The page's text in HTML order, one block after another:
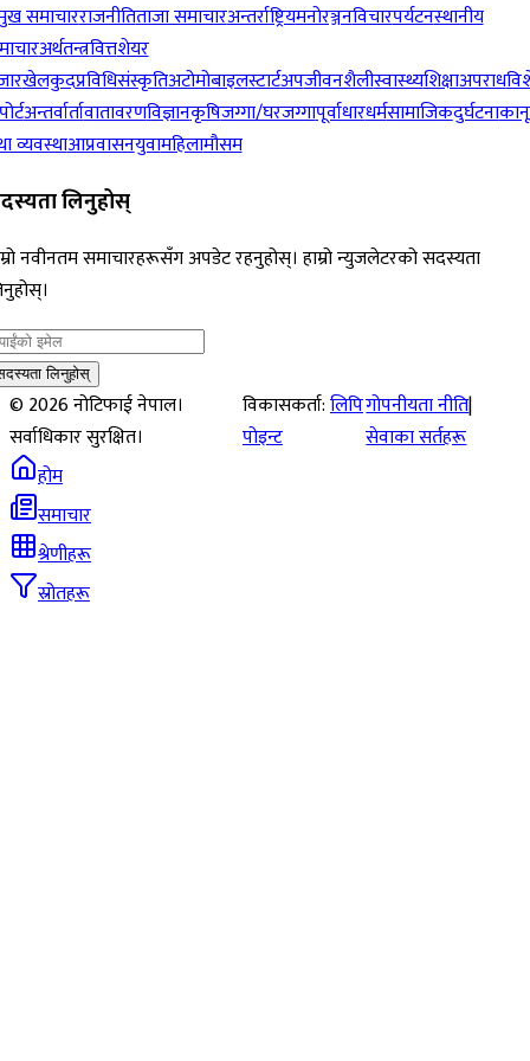
समाचारराजनीतिताजा समाचारअन्तर्राष्ट्रियमनोरञ्जनविचारपर्यटनस्थानीय
अर्थतन्त्रवित्तशेयर
खेलकुदप्रविधिसंस्कृतिअटोमोबाइलस्टार्टअपजीवनशैलीस्वास्थ्यशिक्षाअपराध
अन्तर्वार्तावातावरणविज्ञानकृषिजग्गा/घरजग्गापूर्वाधारधर्मसामाजिकदुर्घटना
व्यवस्थाआप्रवासनयुवामहिलामौसम
लिनुहोस्
नवीनतम समाचारहरूसँग अपडेट रहनुहोस्। हाम्रो न्युजलेटरको सदस्यता
लिनुहोस्
©2026नोटिफाई नेपाल।
सर्वाधिकार सुरक्षित।
विकासकर्ता:लिपि
पोइन्ट
गोपनीयता नीति|
सेवाका सर्तहरू
होम
समाचार
श्रेणीहरू
स्रोतहरू